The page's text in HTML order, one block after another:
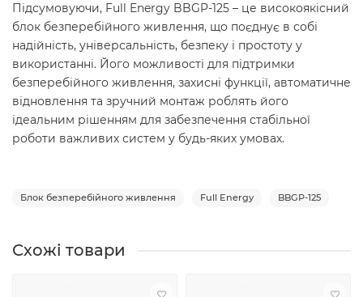
Підсумовуючи, Full Energy BBGP-125 – це високоякісний
блок безперебійного живлення, що поєднує в собі
надійність, універсальність, безпеку і простоту у
використанні. Його можливості для підтримки
безперебійного живлення, захисні функції, автоматичне
відновлення та зручний монтаж роблять його
ідеальним рішенням для забезпечення стабільної
роботи важливих систем у будь-яких умовах.
Блок безперебійного живлення Full Energy BBGP-125
Схожі товари